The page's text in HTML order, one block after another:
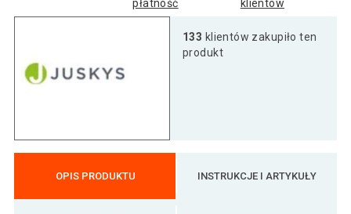
płatność
klientów
133 klientów zakupiło ten
produkt
OPIS PRODUKTU INSTRUKCJE I ARTYKUŁY